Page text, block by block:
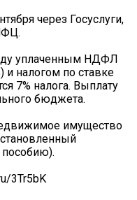
через Госуслуги,
уплаченным НДФЛ
и налогом по ставке
7% налога. Выплату
бюджета.
имущество
пособию).
3Tr5bK